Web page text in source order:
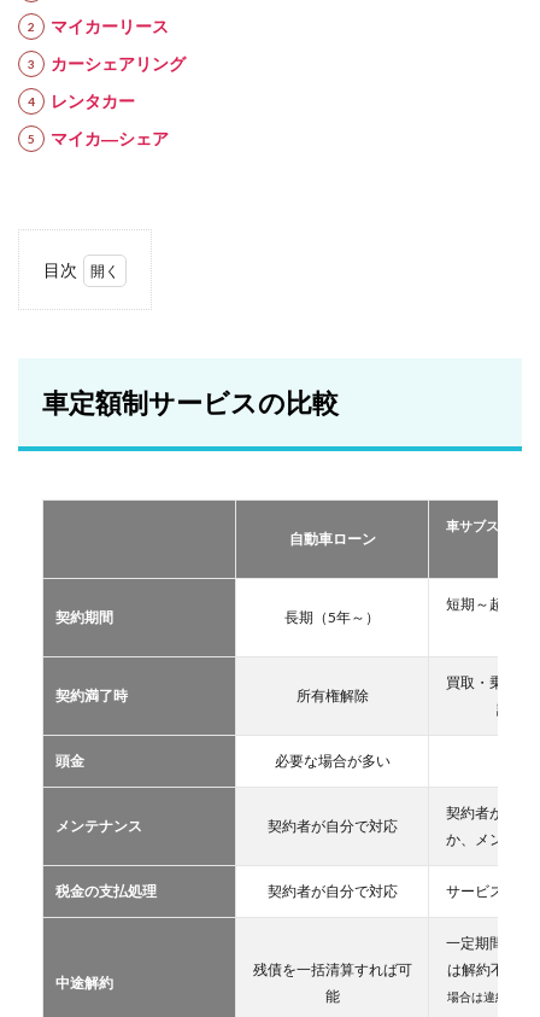
マイカーリース
カーシェアリング
レンタカー
マイカ―シェア
目次
ビス
の比
おす
サー
TOP
2.1
ブス
クリ
2.2
カー
リー
カー
車定額制サービスの比較
自動車ローン
車サブスクリ
契約期間 長期（5年～）
短期～超長期
契約満了時 所有権解除
買取・乗換・
譲渡
頭金 必要な場合が多い
メンテナンス 契約者が自分で対応
契約者が自分
か、メンテン
税金の支払処理 契約者が自分で対応 サービス提供
中途解約
残債を一括清算すれば可
能
一定期間が経
は解約不可
場合は違約金や